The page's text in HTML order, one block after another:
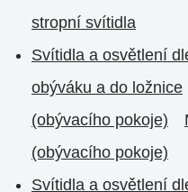
stropní svítidla
Svítidla a osvětlení
obýváku a do ložnice
(obývacího pokoje)
(obývacího pokoje)
Svítidla a osvětlení